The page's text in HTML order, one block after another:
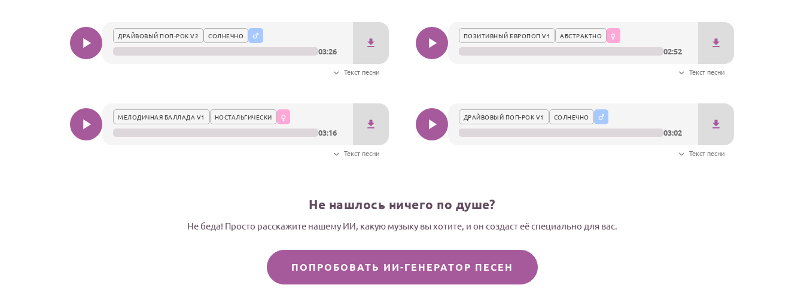
ДРАЙВОВЫЙ ПОП-РОК V2 СОЛНЕЧНО
03:26
Текст песни
ПОЗИТИВНЫЙ ЕВРОПОП V1 АБСТРАКТНО
02:52
Текст песни
МЕЛОДИЧНАЯ БАЛЛАДА V1 НОСТАЛЬГИЧЕСКИ
03:16
Текст песни
ДРАЙВОВЫЙ ПОП-РОК V1 СОЛНЕЧНО
03:02
Текст песни
Не нашлось ничего по душе?
Не беда! Просто расскажите нашему ИИ, какую музыку вы хотите, и он создаст её специально для вас.
ПОПРОБОВАТЬ ИИ-ГЕНЕРАТОР ПЕСЕН